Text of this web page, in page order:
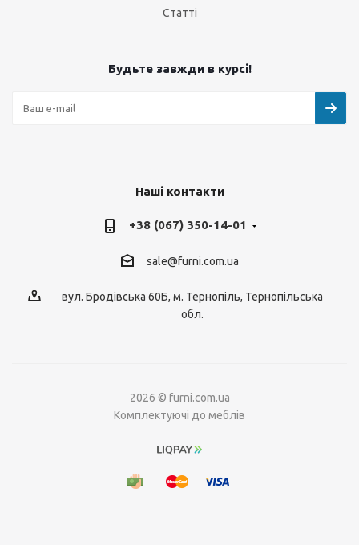
Статті
Будьте завжди в курсі!
Наші контакти
+38 (067) 350-14-01
sale@furni.com.ua
вул. Бродівська 60Б, м. Тернопіль, Тернопільська
обл.
2026 © furni.com.ua
Комплектуючі до меблів